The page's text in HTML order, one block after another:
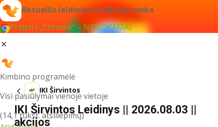
Aktualūs leidiniai visada po ranka
Pridėti į „Chrome“ – NEMOKAMAI
Kimbino programėlė
Visi pasiūlymai vienoje vietoje
(14,1 tūkst. atsiliepimų)
IKI Širvintos
IKI Širvintos Leidinys || 2026.08.03 ||
akcijos